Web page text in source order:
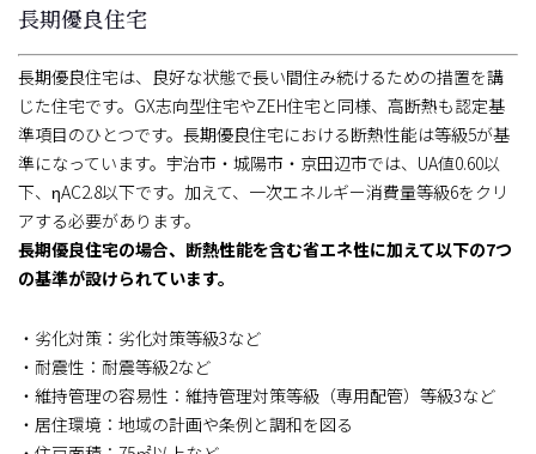
長期優良住宅
長期優良住宅は、良好な状態で長い間住み続けるための措置を講
じた住宅です。GX志向型住宅やZEH住宅と同様、高断熱も認定基
準項目のひとつです。長期優良住宅における断熱性能は等級5が基
準になっています。宇治市・城陽市・京田辺市では、UA値0.60以
下、ηAC2.8以下です。加えて、一次エネルギー消費量等級6をクリ
アする必要があります。
長期優良住宅の場合、断熱性能を含む省エネ性に加えて以下の7つ
の基準が設けられています。
・劣化対策：劣化対策等級3など
・耐震性：耐震等級2など
・維持管理の容易性：維持管理対策等級（専用配管）等級3など
・居住環境：地域の計画や条例と調和を図る